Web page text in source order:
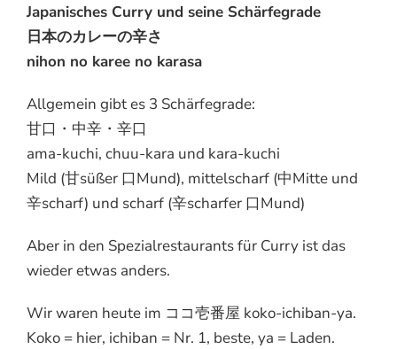
Japanisches Curry und seine Schärfegrade
日本のカレーの辛さ
nihon no karee no karasa
Allgemein gibt es 3 Schärfegrade:
甘口・中辛・辛口
ama-kuchi, chuu-kara und kara-kuchi
Mild (甘süßer 口Mund), mittelscharf (中Mitte und
辛scharf) und scharf (辛scharfer 口Mund)
Aber in den Spezialrestaurants für Curry ist das
wieder etwas anders.
Wir waren heute im ココ壱番屋 koko-ichiban-ya.
Koko = hier, ichiban = Nr. 1, beste, ya = Laden.